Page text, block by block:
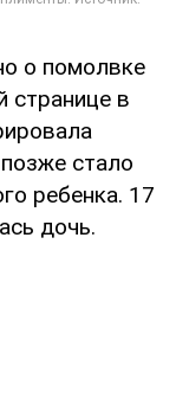
о помолвке
странице в
стало
ребенка. 17
дочь.